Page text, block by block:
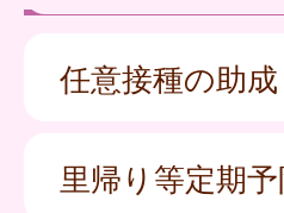
任意接種の助成
里帰り等定期